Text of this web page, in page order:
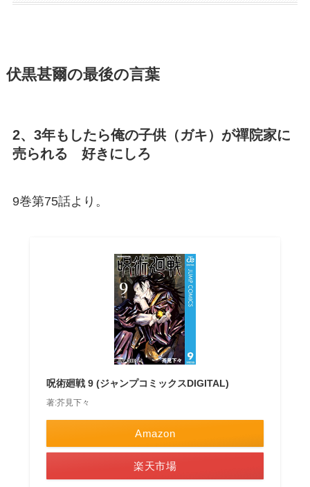
伏黒甚爾の最後の言葉
2、3年もしたら俺の子供（ガキ）が禪院家に
売られる 好きにしろ
9巻第75話より。
呪術廻戦 9 (ジャンプコミックスDIGITAL)
著:芥見下々
Amazon
楽天市場